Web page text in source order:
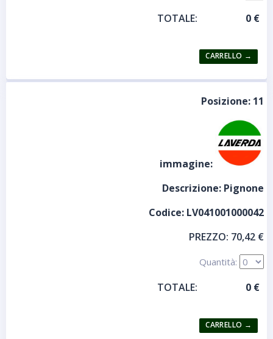
TOTALE:
Posizione: 11
immagine:
Descrizione: Pignone
Codice: LV041001000042
PREZZO: 70,42 €
Quantità:
TOTALE: